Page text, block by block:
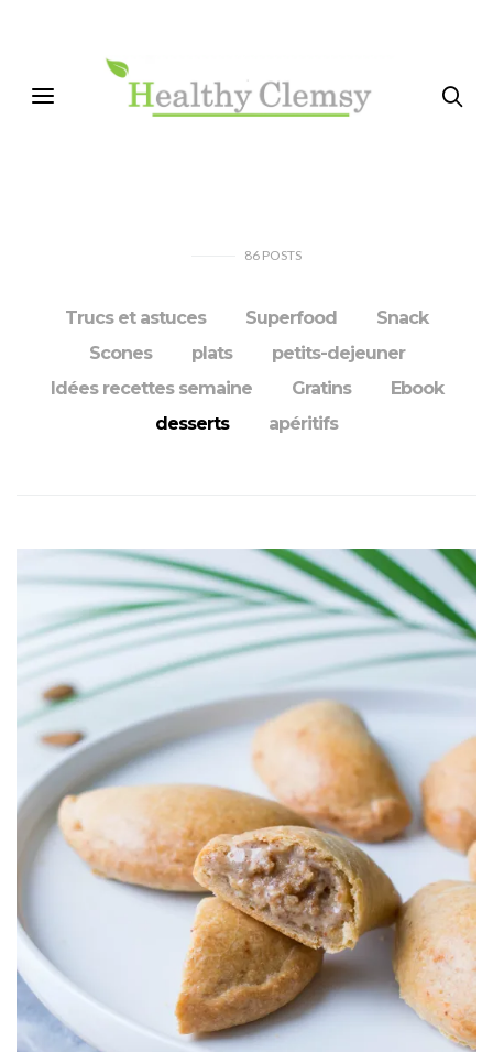
86 POSTS
Trucs et astuces Superfood
Snack
Scones
plats
petits-dejeuner
Idées recettes semaine
Gratins
Ebook
desserts
apéritifs